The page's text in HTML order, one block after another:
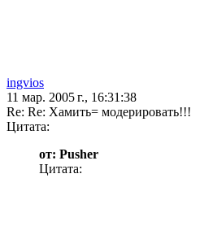
ingvios
11 мар. 2005 г., 16:31:38
Re: Re: Хамить= модерировать!!!
Цитата:
от: Pusher
Цитата: